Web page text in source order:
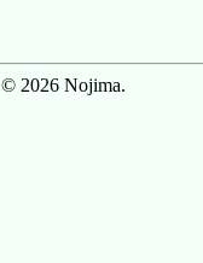
© 2026 Nojima.